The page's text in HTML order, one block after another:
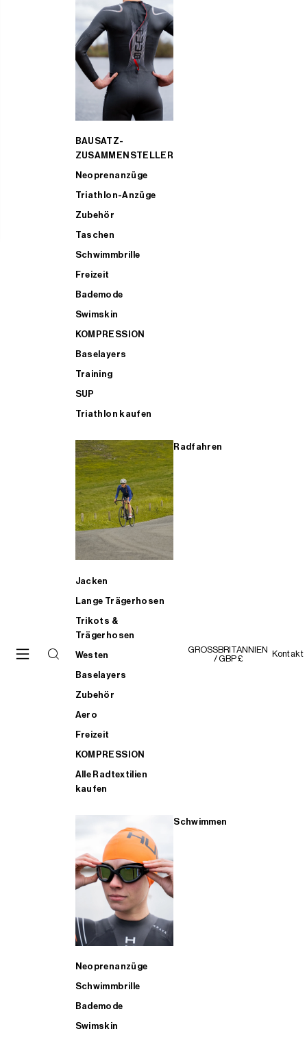
BAUSATZ-
ZUSAMMENSTELLER
Neoprenanzüge
Triathlon-Anzüge
Zubehör
Taschen
Schwimmbrille
Freizeit
Bademode
Swimskin
KOMPRESSION
Baselayers
Training
SUP
Triathlon kaufen
Radfahren
Jacken
Lange Trägerhosen
Trikots &
Trägerhosen
Westen
Baselayers
Zubehör
Aero
Freizeit
KOMPRESSION
Alle Radtextilien
kaufen
Schwimmen
Neoprenanzüge
Schwimmbrille
Bademode
Swimskin
GROSSBRITANNIEN
/ GBP £
Kontakt